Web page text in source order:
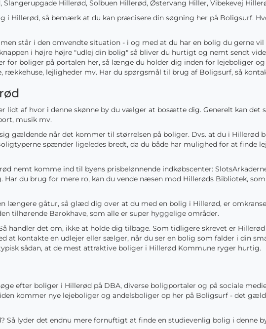
Hillerød, Solbuen Hillerød, Østervang Hiller, Vibekevej
i Hillerød, så bemærk at du kan præcisere din søgning her på Boligsurf.
står i den omvendte situation - i og med at du har en bolig du gerne
i højre højre "udlej din bolig" så bliver du hurtigt og nemt sendt
for boliger på portalen her, så længe du holder dig inden for lejeboliger
lejligheder mv. Har du spørgsmål til brug af Boligsurf, så
lidt af hvor i denne skønne by du vælger at bosætte dig. Generelt kan det
musik mv.
gældende når det kommer til størrelsen på boliger. Dvs. at du i Hillerød
spænder ligeledes bredt, da du både har mulighed for at finde
nemt komme ind til byens prisbelønnende indkøbscenter:
Har du brug for mere ro, kan du vende næsen mod Hillerøds Bibliotek,
længere gåtur, så glæd dig over at du med en bolig i Hillerød, er
tilhørende Barokhave, som alle er super hyggelige områder.
handler det om, ikke at holde dig tilbage. Som tidligere skrevet er
at kontakte en udlejer eller sælger, når du ser en bolig som falder i din
sådan, at de mest attraktive boliger i Hillerød Kommune ryger hurtig.
efter boliger i Hillerød på DBA, diverse boligportaler og på sociale
kommer nye lejeboliger og andelsboliger op her på Boligsurf - det
Så lyder det endnu mere fornuftigt at finde en studievenlig bolig i denne